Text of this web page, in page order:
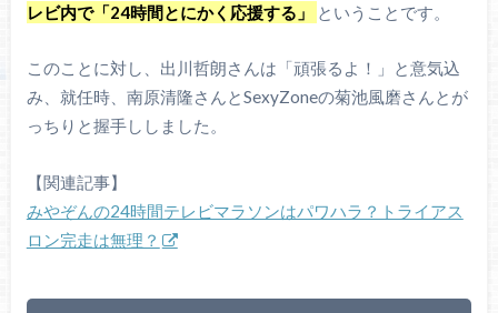
レビ内で「24時間とにかく応援する」
ということです。
このことに対し、出川哲朗さんは「頑張るよ！」と意気込
み、就任時、南原清隆さんとSexyZoneの菊池風磨さんとが
っちりと握手ししました。
【関連記事】
みやぞんの24時間テレビマラソンはパワハラ？トライアス
ロン完走は無理？